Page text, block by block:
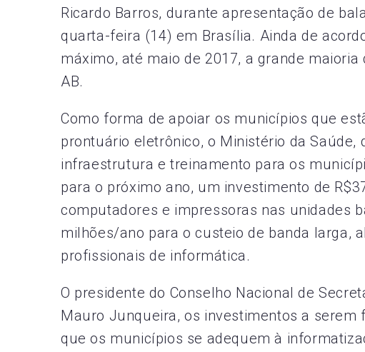
Ricardo Barros, durante apresentação de
quarta-feira (14) em Brasília. Ainda de
máximo, até maio de 2017, a grande
AB.
Como forma de apoiar os municípios que
prontuário eletrônico, o Ministério da
infraestrutura e treinamento para os
para o próximo ano, um investimento de
computadores e impressoras nas unidades
milhões/ano para o custeio de banda larga,
profissionais de informática.
O presidente do Conselho Nacional de
Mauro Junqueira, os investimentos a
que os municípios se adequem à